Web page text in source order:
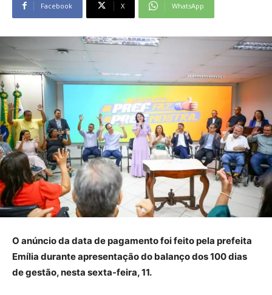
Facebook X WhatsApp
O anúncio da data de pagamento foi feito pela prefeita
Emília durante apresentação do balanço dos 100 dias
de gestão, nesta sexta-feira, 11.